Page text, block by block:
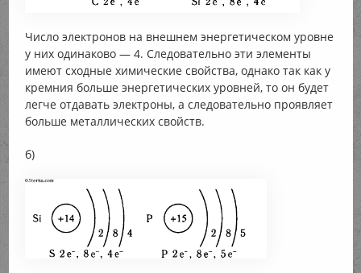
Число электронов на внешнем энергетическом уровне
у них одинаково — 4. Следовательно эти элементы
имеют сходные химические свойства, однако так как у
кремния больше энергетических уровней, то он будет
легче отдавать электроны, а следовательно проявляет
больше металлических свойств.
б)